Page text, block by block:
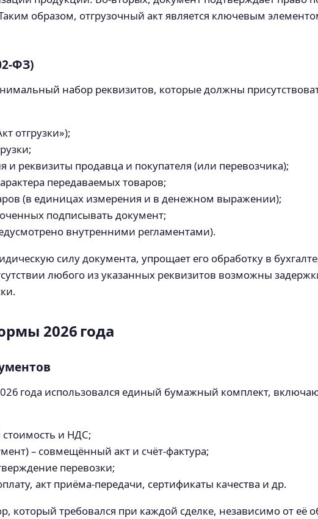
образом, отгрузочный акт является ключевым
набор реквизитов, которые должны
отгрузки»);
реквизиты продавца и покупателя (или перевозчика);
передаваемых товаров;
(в единицах измерения и в денежном выражении);
подписывать документ;
внутренними регламентами).
силу документа, упрощает его обработку в
любого из указанных реквизитов возможны
2026 года
года использовался единый бумажный комплект,
и НДС;
– совмещённый акт и счёт‑фактура;
перевозки;
акт приёма‑передачи, сертификаты качества и др.
требовался при каждой сделке, независимо от её